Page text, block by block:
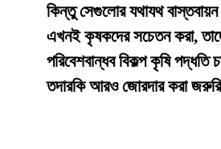
কিন্তু সেগুলোর যথাযথ
এখনই কৃষকদের সচেতন করা,
পরিবেশবান্ধব বিকল্প কৃষি পদ্ধতি
তদারকি আরও জোরদার করা